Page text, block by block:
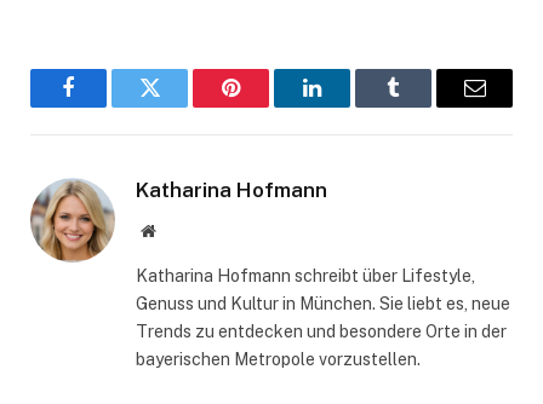
FacebookTwitter Pinterest LinkedInTumblr Email
Katharina Hofmann
Website
Katharina Hofmann schreibt über Lifestyle,
Genuss und Kultur in München. Sie liebt es, neue
Trends zu entdecken und besondere Orte in der
bayerischen Metropole vorzustellen.